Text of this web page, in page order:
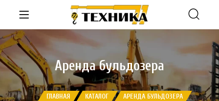
Аренда бульдозера
ГЛАВНАЯ КАТАЛОГ АРЕНДА БУЛЬДОЗЕРА